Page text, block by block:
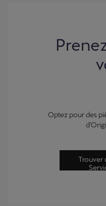
Optez pour des
Trouver